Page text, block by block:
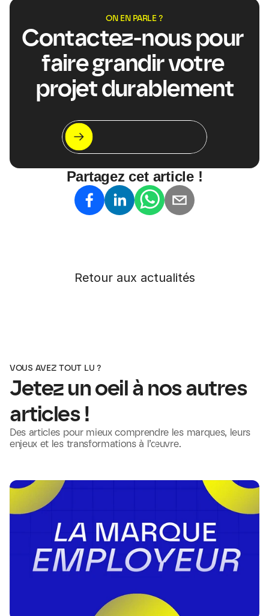
ON EN PARLE ?
Contactez-nous pour
faire grandir votre
projet durablement
On s'appelle ?
Let's meet !
Partagez cet article !
Retour aux actualités
VOUS AVEZ TOUT LU ?
Jetez un oeil à nos autres
articles !
Des articles pour mieux comprendre les marques, leurs
enjeux et les transformations à l’œuvre.